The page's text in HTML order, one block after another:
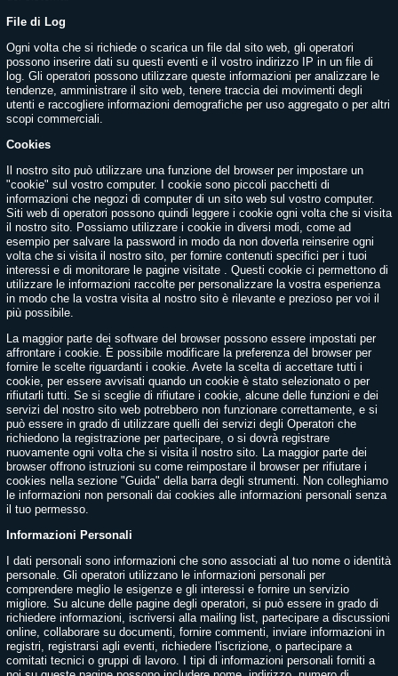
File di Log
Ogni volta che si richiede o scarica un file dal sito web, gli operatori
possono inserire dati su questi eventi e il vostro indirizzo IP in un file di
log. Gli operatori possono utilizzare queste informazioni per analizzare le
tendenze, amministrare il sito web, tenere traccia dei movimenti degli
utenti e raccogliere informazioni demografiche per uso aggregato o per altri
scopi commerciali.
Cookies
Il nostro sito può utilizzare una funzione del browser per impostare un
"cookie" sul vostro computer. I cookie sono piccoli pacchetti di
informazioni che negozi di computer di un sito web sul vostro computer.
Siti web di operatori possono quindi leggere i cookie ogni volta che si visita
il nostro sito. Possiamo utilizzare i cookie in diversi modi, come ad
esempio per salvare la password in modo da non doverla reinserire ogni
volta che si visita il nostro sito, per fornire contenuti specifici per i tuoi
interessi e di monitorare le pagine visitate . Questi cookie ci permettono di
utilizzare le informazioni raccolte per personalizzare la vostra esperienza
in modo che la vostra visita al nostro sito è rilevante e prezioso per voi il
più possibile.
La maggior parte dei software del browser possono essere impostati per
affrontare i cookie. È possibile modificare la preferenza del browser per
fornire le scelte riguardanti i cookie. Avete la scelta di accettare tutti i
cookie, per essere avvisati quando un cookie è stato selezionato o per
rifiutarli tutti. Se si sceglie di rifiutare i cookie, alcune delle funzioni e dei
servizi del nostro sito web potrebbero non funzionare correttamente, e si
può essere in grado di utilizzare quelli dei servizi degli Operatori che
richiedono la registrazione per partecipare, o si dovrà registrare
nuovamente ogni volta che si visita il nostro sito. La maggior parte dei
browser offrono istruzioni su come reimpostare il browser per rifiutare i
cookies nella sezione "Guida" della barra degli strumenti. Non colleghiamo
le informazioni non personali dai cookies alle informazioni personali senza
il tuo permesso.
Informazioni Personali
I dati personali sono informazioni che sono associati al tuo nome o identità
personale. Gli operatori utilizzano le informazioni personali per
comprendere meglio le esigenze e gli interessi e fornire un servizio
migliore. Su alcune delle pagine degli operatori, si può essere in grado di
richiedere informazioni, iscriversi alla mailing list, partecipare a discussioni
online, collaborare su documenti, fornire commenti, inviare informazioni in
registri, registrarsi agli eventi, richiedere l'iscrizione, o partecipare a
comitati tecnici o gruppi di lavoro. I tipi di informazioni personali forniti a